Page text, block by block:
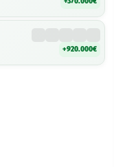
+920.000€